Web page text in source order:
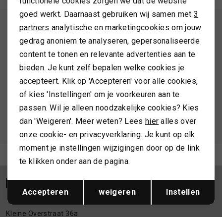
TASSEN
TOPS EN SHIRTS
TRUIEN
VESTEN
ALTIJD ALS EERSTE OP DE HOOGTE ZIJN?
Schrijf je in en ontvang 10% korting op je 1e bestelling
AANMELDEN
Hoe we met je data omgaan? Bekijk dit in onze
privacyverklaring.
Meld je aan voor de nieuwsbrief
Kleine Overstraat 36a
Analytische cookies
Marketing cookies
Terug Opslaan
goed werkt. Daarnaast gebruiken wij samen met 3
partners analytische en marketingcookies om jouw
gedrag anoniem te analyseren, gepersonaliseerde
content te tonen en relevante advertenties aan te
bieden. Je kunt zelf bepalen welke cookies je
accepteert. Klik op 'Accepteren' voor alle cookies,
of kies 'Instellingen' om je voorkeuren aan te
passen. Wil je alleen noodzakelijke cookies? Kies
dan 'Weigeren'. Meer weten? Lees hier alles over
onze cookie- en privacyverklaring. Je kunt op elk
moment je instellingen wijzigingen door op de link
te klikken onder aan de pagina.
Accepteren weigeren Instellen